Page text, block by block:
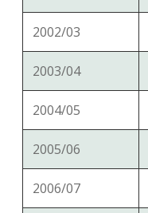
2002/03
2003/04
2004/05
2005/06
2006/07